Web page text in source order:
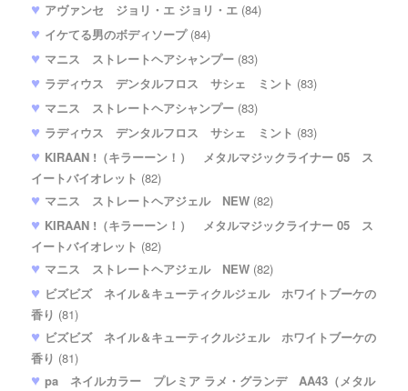
アヴァンセ ジョリ・エ ジョリ・エ (84)
イケてる男のボディソープ(84)
マニス ストレートヘアシャンプー (83)
ラディウス デンタルフロス サシェ ミント (83)
マニス ストレートヘアシャンプー (83)
ラディウス デンタルフロス サシェ ミント (83)
KIRAAN !（キラーーン！） メタルマジックライナー 05 ス
イートバイオレット (82)
マニス ストレートヘアジェル NEW (82)
KIRAAN !（キラーーン！） メタルマジックライナー 05 ス
イートバイオレット (82)
マニス ストレートヘアジェル NEW (82)
ビズビズ ネイル＆キューティクルジェル ホワイトブーケの
香り (81)
ビズビズ ネイル＆キューティクルジェル ホワイトブーケの
香り (81)
pa ネイルカラー プレミア ラメ・グランデ AA43（メタル